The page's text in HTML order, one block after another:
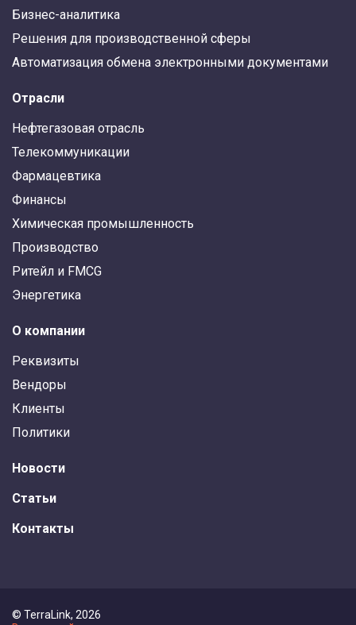
Бизнес-аналитика
Решения для производственной сферы
Автоматизация обмена электронными документами
Отрасли
Нефтегазовая отрасль
Телекоммуникации
Фармацевтика
Финансы
Химическая промышленность
Производство
Ритейл и FMCG
Энергетика
О компании
Реквизиты
Вендоры
Клиенты
Политики
Новости
Статьи
Контакты
© TerraLink, 2026